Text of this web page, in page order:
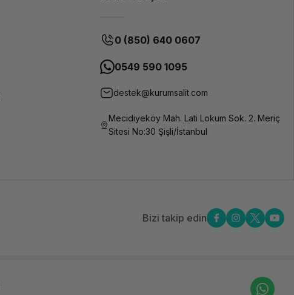
0 (850) 640 0607
0549 590 1095
destek@kurumsalit.com
Mecidiyeköy Mah. Lati Lokum Sok. 2. Meriç
Sitesi No:30 Şişli/İstanbul
Bizi takip edin